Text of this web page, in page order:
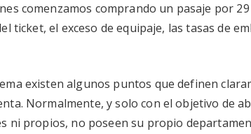
comenzamos comprando un pasaje por
ticket, el exceso de equipaje, las tasas de
existen algunos puntos que definen
Normalmente, y solo con el objetivo de
ni propios, no poseen su propio